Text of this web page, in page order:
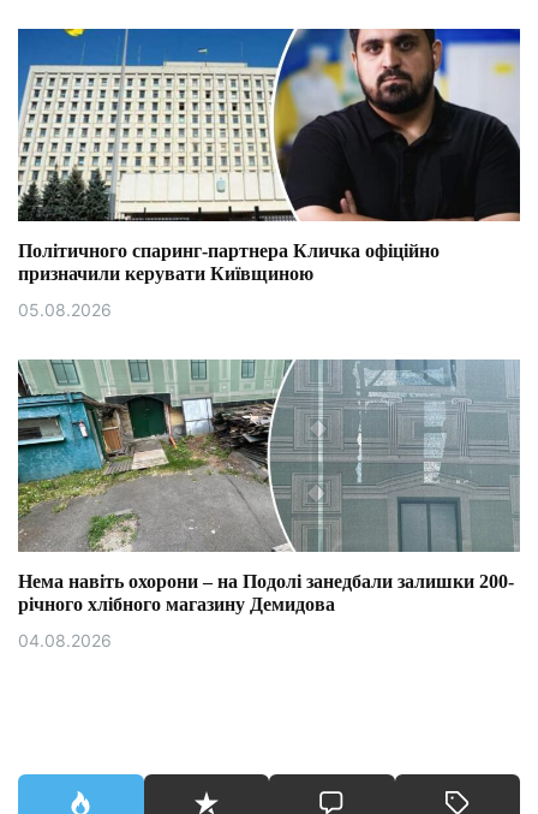
Політичного спаринг-партнера Кличка офіційно
призначили керувати Київщиною
05.08.2026
Нема навіть охорони – на Подолі занедбали залишки 200-
річного хлібного магазину Демидова
04.08.2026